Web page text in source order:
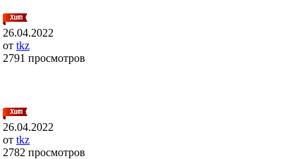
26.04.2022
от tkz
2791 просмотров
26.04.2022
от tkz
2782 просмотров